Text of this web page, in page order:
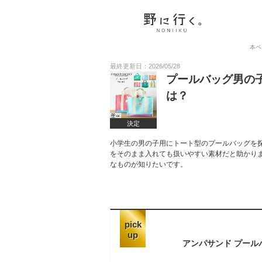
本
最終更新日：2026/05/28
決定
プールバッグ男の
は？
小学生の男の子用にトート型のプールバッグ
をそのまま入れても扱いやすい素材だと助か
なものが知りたいです。
pick
up